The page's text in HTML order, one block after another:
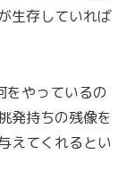
生存していれば
をやっているの
発持ちの残像を
えてくれるとい